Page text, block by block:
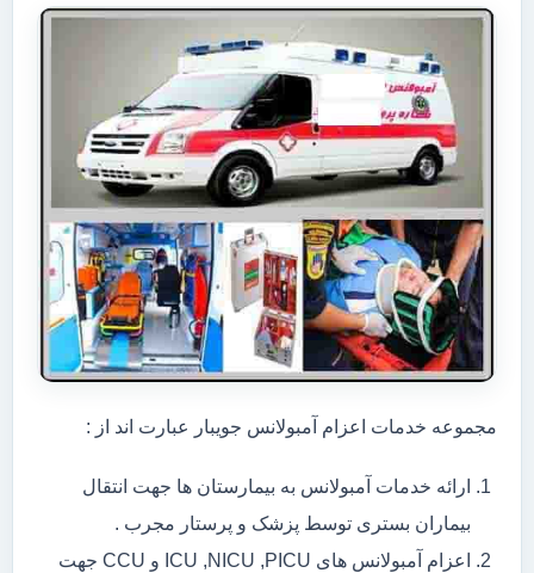
مجموعه خدمات اعزام آمبولانس جویبار عبارت اند از :
ارائه خدمات آمبولانس به بیمارستان ها جهت انتقال
بیماران بستری توسط پزشک و پرستار مجرب .
اعزام آمبولانس های ICU ,NICU ,PICU و CCU جهت